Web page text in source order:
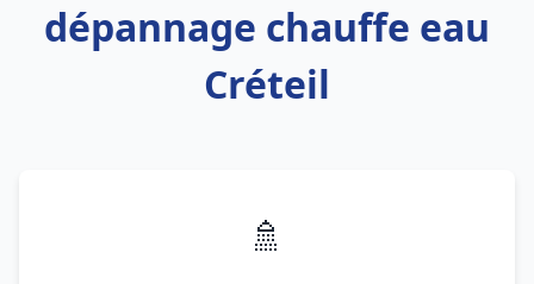
dépannage chauffe eau
Créteil
🚿